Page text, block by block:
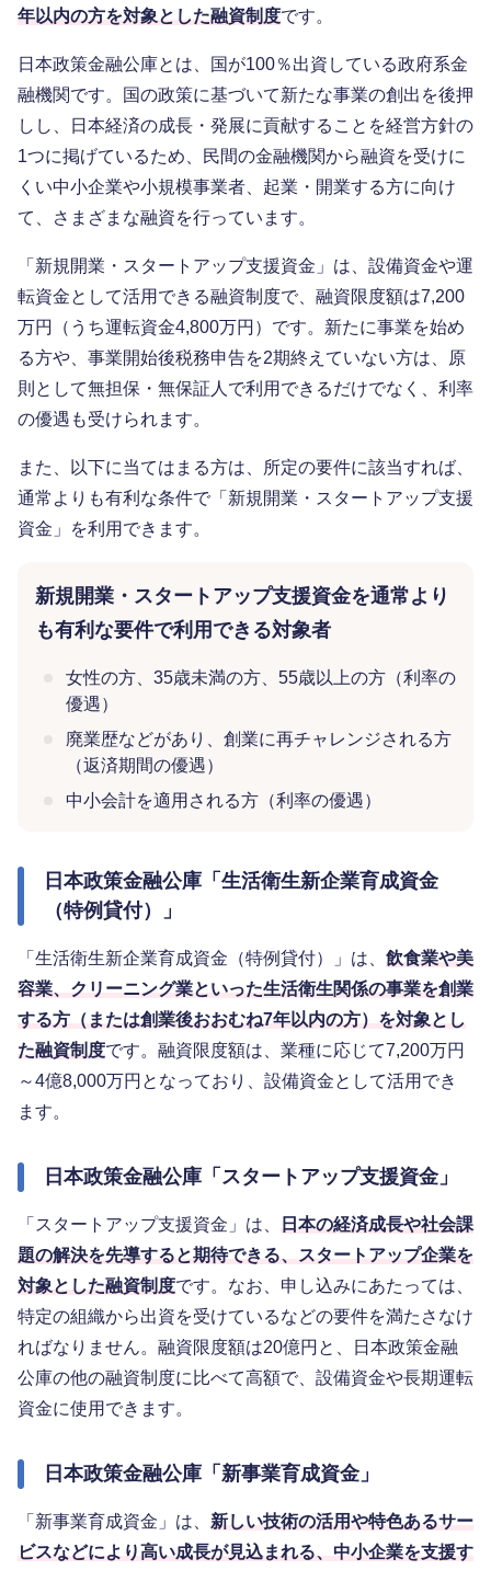
年以内の方を対象とした融資制度です。
日本政策金融公庫とは、国が100％出資している政府系金
融機関です。国の政策に基づいて新たな事業の創出を後押
しし、日本経済の成長・発展に貢献することを経営方針の
1つに掲げているため、民間の金融機関から融資を受けに
くい中小企業や小規模事業者、起業・開業する方に向け
て、さまざまな融資を行っています。
「新規開業・スタートアップ支援資金」は、設備資金や運
転資金として活用できる融資制度で、融資限度額は7,200
万円（うち運転資金4,800万円）です。新たに事業を始め
る方や、事業開始後税務申告を2期終えていない方は、原
則として無担保・無保証人で利用できるだけでなく、利率
の優遇も受けられます。
また、以下に当てはまる方は、所定の要件に該当すれば、
通常よりも有利な条件で「新規開業・スタートアップ支援
資金」を利用できます。
新規開業・スタートアップ支援資金を通常より
も有利な要件で利用できる対象者
女性の方、35歳未満の方、55歳以上の方（利率の
優遇）
廃業歴などがあり、創業に再チャレンジされる方
（返済期間の優遇）
中小会計を適用される方（利率の優遇）
日本政策金融公庫「生活衛生新企業育成資金
（特例貸付）」
「生活衛生新企業育成資金（特例貸付）」は、 飲食業や美
容業、クリーニング業といった生活衛生関係の事業を創業
する方（または創業後おおむね7年以内の方）を対象とし
た融資制度です。融資限度額は、業種に応じて7,200万円
～4億8,000万円となっており、設備資金として活用でき
ます。
日本政策金融公庫「スタートアップ支援資金」
「スタートアップ支援資金」は、
日本の経済成長や社会課
題の解決を先導すると期待できる、スタートアップ企業を
対象とした融資制度です。なお、申し込みにあたっては、
特定の組織から出資を受けているなどの要件を満たさなけ
ればなりません。融資限度額は20億円と、日本政策金融
公庫の他の融資制度に比べて高額で、設備資金や長期運転
資金に使用できます。
日本政策金融公庫「新事業育成資金」
「新事業育成資金」は、 新しい技術の活用や特色あるサー
ビスなどにより高い成長が見込まれる、中小企業を支援す